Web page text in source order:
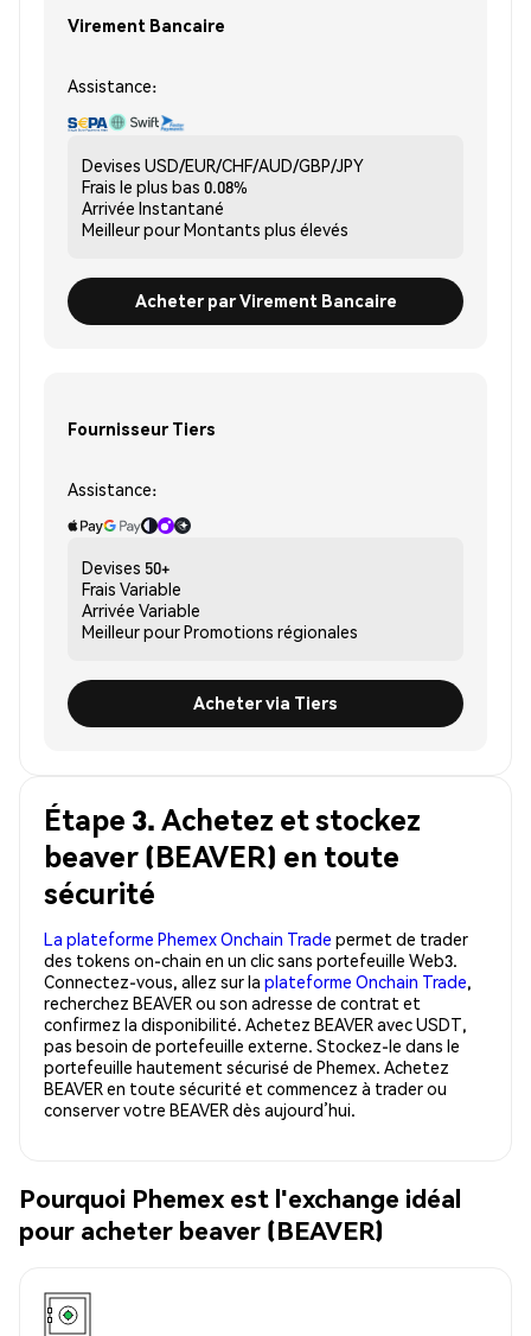
Virement Bancaire
Assistance:
Devises USD/EUR/CHF/AUD/GBP/JPY
Frais le plus bas 0.08%
Arrivée Instantané
Meilleur pourMontants plus élevés
Acheter par Virement Bancaire
Fournisseur Tiers
Assistance:
Devises 50+
Frais Variable
Arrivée Variable
Meilleur pourPromotions régionales
Acheter via Tiers
Étape 3. Achetez et stockez
beaver (BEAVER) en toute
sécurité
La plateforme Phemex Onchain Trade permet de trader
des tokens on-chain en un clic sans portefeuille Web3.
Connectez-vous, allez sur la plateforme Onchain Trade,
recherchez BEAVER ou son adresse de contrat et
confirmez la disponibilité. Achetez BEAVER avec USDT,
pas besoin de portefeuille externe. Stockez-le dans le
portefeuille hautement sécurisé de Phemex. Achetez
BEAVER en toute sécurité et commencez à trader ou
conserver votre BEAVER dès aujourd’hui.
Pourquoi Phemex est l'exchange idéal
pour acheter beaver (BEAVER)